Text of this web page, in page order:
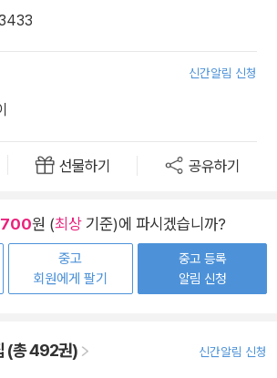
신간알림 신청
선물하기 공유하기
원 (최상 기준)에 파시겠습니까?
중고
회원에게 팔기
중고 등록
알림 신청
(총 492권) 신간알림 신청